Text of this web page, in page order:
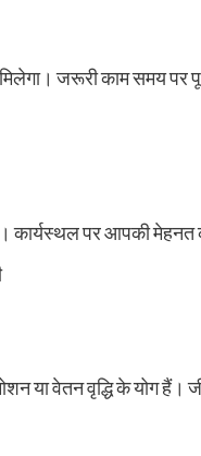
जरूरी काम समय पर
कार्यस्थल पर आपकी मेहनत
या वेतन वृद्धि के योग